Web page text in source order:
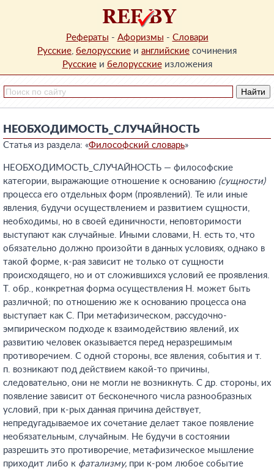
Рефераты - Афоризмы - Словари
Русские, белорусские и английские сочинения
Русскиеи белорусскиеизложения
НЕОБХОДИМОСТЬ_СЛУЧАЙНОСТЬ
Статья из раздела: «Философский словарь»
НЕОБХОДИМОСТЬ_СЛУЧАЙНОСТЬ — философские
категории, выражающие отношение к основанию (сущности)
процесса его отдельных форм (проявлений). Те или иные
явления, будучи осуществлением и развитием сущности,
необходимы, но в своей единичности, неповторимости
выступают как случайные. Иными словами, Н. есть то, что
обязательно должно произойти в данных условиях, однако в
такой форме, к-рая зависит не только от сущности
происходящего, но и от сложившихся условий ее проявления.
Т. обр., конкретная форма осуществления Н. может быть
различной; по отношению же к основанию процесса она
выступает как С. При метафизическом, рассудочно-
эмпирическом подходе к взаимодействию явлений, их
развитию человек оказывается перед неразрешимым
противоречием. С одной стороны, все явления, события и т.
п. возникают под действием какой-то причины,
следовательно, они не могли не возникнуть. С др. стороны, их
появление зависит от бесконечного числа разнообразных
условий, при к-рых данная причина действует,
непредугадываемое их сочетание делает такое появление
необязательным, случайным. Не будучи в состоянии
разрешить это противоречие, метафизическое мышление
приходит либо к фатализму, при к-ром любое событие